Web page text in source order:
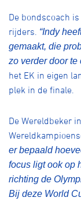
De bondscoach
rijders. “Indy
gemaakt, die
zo verder door te
het EK in eigen
plek in de finale.
De Wereldbeker
er bepaald
focus ligt ook op
richting de
Bij deze World